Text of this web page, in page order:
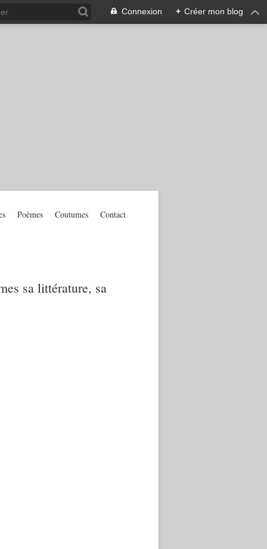
Connexion + Créer mon blog
sa littérature, sa
Poèmes Coutumes Contact